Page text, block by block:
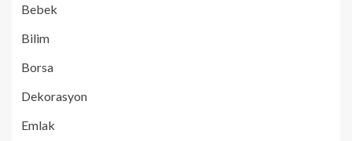
Bebek
Bilim
Borsa
Dekorasyon
Emlak